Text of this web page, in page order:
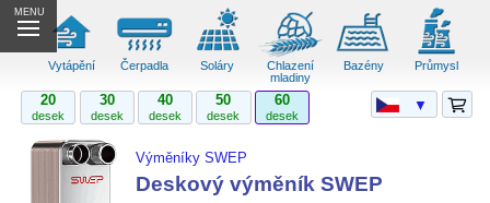
MENU
Vytápění Čerpadla Soláry
Chlazení
mladiny
Bazény Průmysl
20
desek
30
desek
40
desek
50
desek
60
desek
Výměníky SWEP
Deskový výměník SWEP
▼